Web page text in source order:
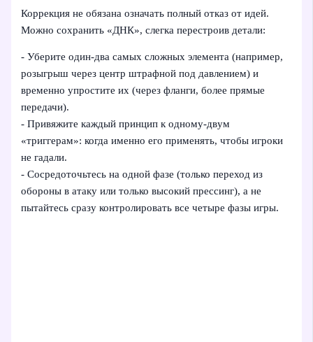
Коррекция не обязана означать полный отказ от идей.
Можно сохранить «ДНК», слегка перестроив детали:
- Уберите один‑два самых сложных элемента (например,
розыгрыш через центр штрафной под давлением) и
временно упростите их (через фланги, более прямые
передачи).
- Привяжите каждый принцип к одному‑двум
«триггерам»: когда именно его применять, чтобы игроки
не гадали.
- Сосредоточьтесь на одной фазе (только переход из
обороны в атаку или только высокий прессинг), а не
пытайтесь сразу контролировать все четыре фазы игры.